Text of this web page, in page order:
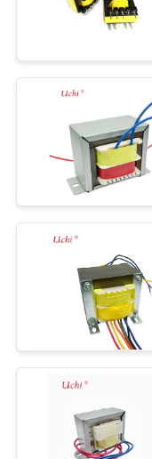
HAKKIMIZDA
FABRIKA
KALITE
KONTROL
ULAŞIN
HABERLER
SMD
Varistör